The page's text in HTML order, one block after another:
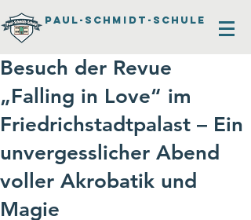
PAUL-SCHMIDT-SCHULE
Besuch der Revue
„Falling in Love“ im
Friedrichstadtpalast – Ein
unvergesslicher Abend
voller Akrobatik und
Magie